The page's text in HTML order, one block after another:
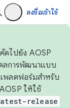
ลงชื่อเข้าใช้
ดไปยัง AOSP
ลการพัฒนาแบบ
พลตฟอร์มสำหรับ
ให้ใช้
release